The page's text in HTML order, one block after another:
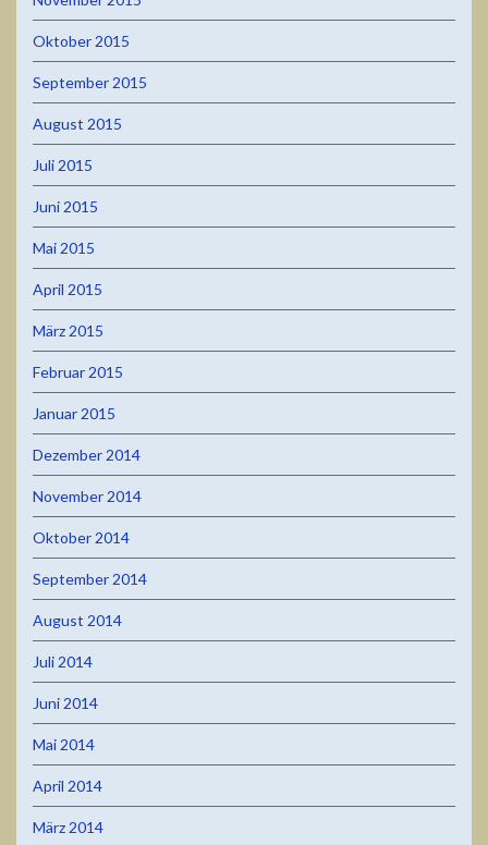
Oktober 2015
September 2015
August 2015
Juli 2015
Juni 2015
Mai 2015
April 2015
März 2015
Februar 2015
Januar 2015
Dezember 2014
November 2014
Oktober 2014
September 2014
August 2014
Juli 2014
Juni 2014
Mai 2014
April 2014
März 2014